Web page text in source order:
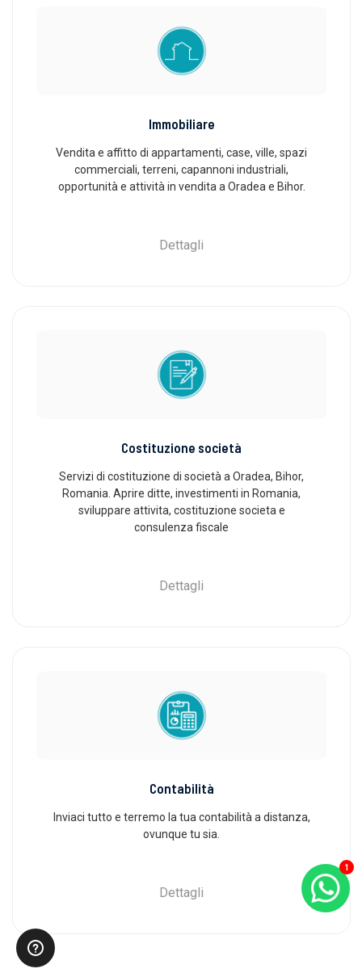
1
Immobiliare
Vendita e affitto di appartamenti, case, ville, spazi
commerciali, terreni, capannoni industriali,
opportunità e attività in vendita a Oradea e Bihor.
Dettagli
Costituzione società
Servizi di costituzione di società a Oradea, Bihor,
Romania. Aprire ditte, investimenti in Romania,
sviluppare attivita, costituzione societa e
consulenza fiscale
Dettagli
Contabilità
Inviaci tutto e terremo la tua contabilità a distanza,
ovunque tu sia.
Dettagli